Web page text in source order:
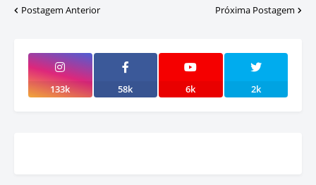
Postagem Anterior Próxima Postagem
133k 58k 6k 2k